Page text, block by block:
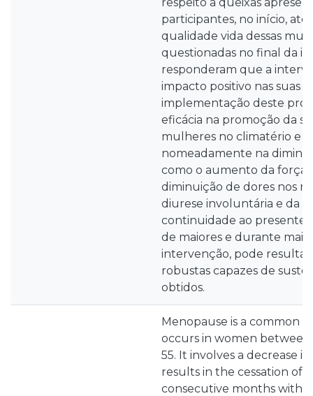
participantes, no início, até
qualidade vida dessas
questionadas no final da
responderam que a
impacto positivo nas suas
implementação deste
eficácia na promoção da
mulheres no climatério e
nomeadamente na
como o aumento da força
diminuição de dores nos
diurese involuntária e da
continuidade ao presente
de maiores e durante
intervenção, pode resultar
robustas capazes de
obtidos.
Menopause is a common
occurs in women
55. It involves a decrease
results in the cessation of
consecutive months